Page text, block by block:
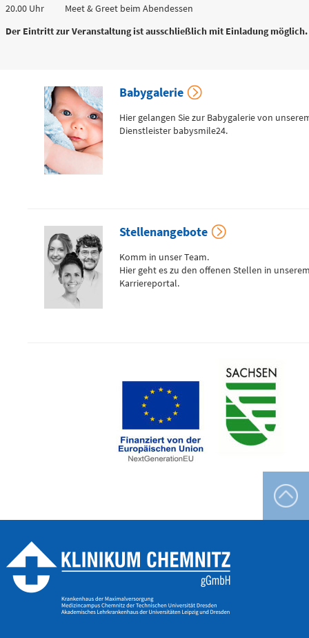
Für alle dringenden und lebensbedrohlichen medizinischen
Telefon
0371 - 333 35500
Notfall-Cardio-Hotline
Für kardiologische Notfälle (zum Beispiel Herzinfarkt)
Kinderchirurgische
Flemmingstraße 2 (N022/Haus
36328
Geburtensaal
Flemmingstraße 4 (Haus C)
20.00 Uhr Meet & Greet beim Abendessen
Der Eintritt zur Veranstaltung ist ausschließlich mit Einladung
Babygalerie
Hier gelangen Sie zur Babygalerie von
Dienstleister babysmile24.
Stellenangebote
Komm in unser Team.
Hier geht es zu den offenen Stellen in
Karriereportal.